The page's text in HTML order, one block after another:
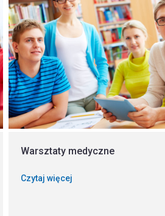
Warsztaty medyczne
Czytaj więcej